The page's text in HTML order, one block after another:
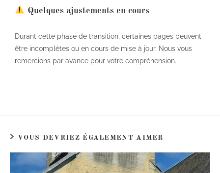
Quelques ajustements en cours
Durant cette phase de transition, certaines pages peuvent
être incomplètes ou en cours de mise à jour. Nous vous
remercions par avance pour votre compréhension.
VOUS DEVRIEZ ÉGALEMENT AIMER